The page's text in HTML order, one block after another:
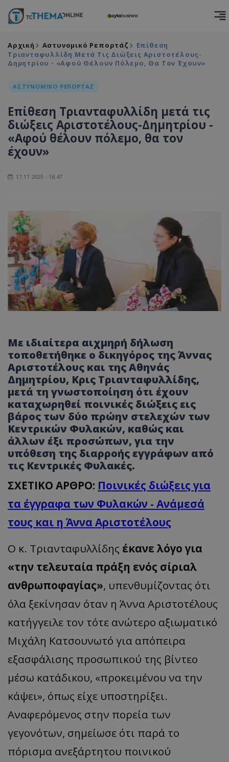
Αρχική Αστυνομικό Ρεπορτάζ
Επίθεση
Τριανταφυλλίδη Μετά Τις Διώξεις Αριστοτέλους-
Δημητρίου - «Αφού Θέλουν Πόλεμο, Θα Τον Έχουν»
ΑΣΤΥΝΟΜΙΚΟ ΡΕΠΟΡΤΑΖ
Επίθεση Τριανταφυλλίδη μετά τις
διώξεις Αριστοτέλους-Δημητρίου -
«Αφού θέλουν πόλεμο, θα τον
έχουν»
17.11.2025 - 16:47
Με ιδιαίτερα αιχμηρή δήλωση
τοποθετήθηκε ο δικηγόρος της Άννας
Αριστοτέλους και της Αθηνάς
Δημητρίου, Κρις Τριανταφυλλίδης,
μετά τη γνωστοποίηση ότι έχουν
καταχωρηθεί ποινικές διώξεις εις
βάρος των δύο πρώην στελεχών των
Κεντρικών Φυλακών, καθώς και
άλλων έξι προσώπων, για την
υπόθεση της διαρροής εγγράφων από
τις Κεντρικές Φυλακές.
ΣΧΕΤΙΚΟ ΑΡΘΡΟ: Ποινικές διώξεις για
τα έγγραφα των Φυλακών - Ανάμεσά
τους και η Άννα Αριστοτέλους
Ο κ. Τριανταφυλλίδης έκανε λόγο για
«την τελευταία πράξη ενός σίριαλ
ανθρωποφαγίας», υπενθυμίζοντας ότι
όλα ξεκίνησαν όταν η Άννα Αριστοτέλους
κατήγγειλε τον τότε ανώτερο αξιωματικό
Μιχάλη Κατσουνωτό για απόπειρα
εξασφάλισης προσωπικού της βίντεο
μέσω κατάδικου, «προκειμένου να την
κάψει», όπως είχε υποστηρίξει.
Αναφερόμενος στην πορεία των
γεγονότων, σημείωσε ότι παρά το
πόρισμα ανεξάρτητου ποινικού